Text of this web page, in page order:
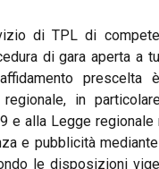
di TPL di
di gara aperta a
prescelta
in
e alla Legge regionale
e pubblicità
le disposizioni